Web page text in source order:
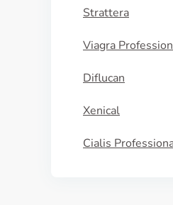
Strattera
Viagra
Diflucan
Xenical
Cialis